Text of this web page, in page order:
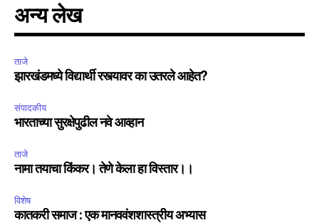
अन्य लेख
ताजे
झारखंडमध्ये विद्यार्थी रस्त्यावर का उतरले आहेत?
संपादकीय
भारताच्या सुरक्षेपुढील नवे आव्हान
ताजे
नामा तयाचा किंकर। तेणे केला हा विस्तार।।
विशेष
कातकरी समाज : एक मानववंशशास्त्रीय अभ्यास